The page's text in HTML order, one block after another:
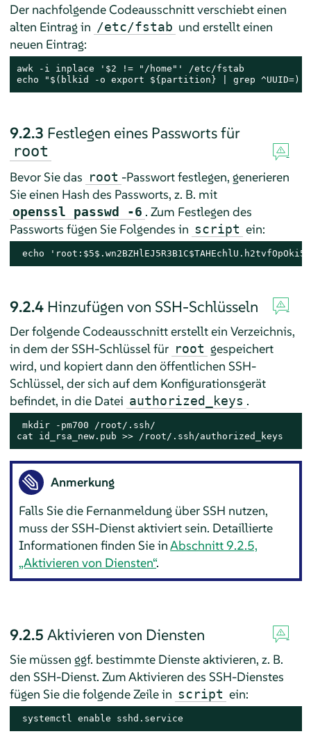
Der nachfolgende Codeausschnitt verschiebt einen
alten Eintrag in /etc/fstab und erstellt einen
neuen Eintrag:
awk -i inplace '$2 != "/home"' /etc/fstab
echo "$(blkid -o export ${partition} | grep ^UUID=)
9.2.3 Festlegen eines Passworts für
root
Bevor Sie das root -Passwort festlegen, generieren
Sie einen Hash des Passworts, z. B. mit
openssl passwd -6 . Zum Festlegen des
Passworts fügen Sie Folgendes in script ein:
echo
9.2.4 Hinzufügen von SSH-Schlüsseln
Der folgende Codeausschnitt erstellt ein Verzeichnis,
in dem der SSH-Schlüssel für root gespeichert
wird, und kopiert dann den öffentlichen SSH-
Schlüssel, der sich auf dem Konfigurationsgerät
befindet, in die Datei authorized_keys .
mkdir -pm700 /root/.ssh/
cat id_rsa_new.pub >> /root/.ssh/authorized_keys
Anmerkung
Falls Sie die Fernanmeldung über SSH nutzen,
muss der SSH-Dienst aktiviert sein. Detaillierte
Informationen finden Sie inAbschnitt 9.2.5,
„Aktivieren von Diensten“.
9.2.5 Aktivieren von Diensten
Sie müssen ggf. bestimmte Dienste aktivieren, z. B.
den SSH-Dienst. Zum Aktivieren des SSH-Dienstes
fügen Sie die folgende Zeile in script ein:
systemctl enable sshd.service